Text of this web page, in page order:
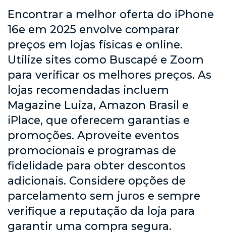
Encontrar a melhor oferta do iPhone
16e em 2025 envolve comparar
preços em lojas físicas e online.
Utilize sites como Buscapé e Zoom
para verificar os melhores preços. As
lojas recomendadas incluem
Magazine Luiza, Amazon Brasil e
iPlace, que oferecem garantias e
promoções. Aproveite eventos
promocionais e programas de
fidelidade para obter descontos
adicionais. Considere opções de
parcelamento sem juros e sempre
verifique a reputação da loja para
garantir uma compra segura.